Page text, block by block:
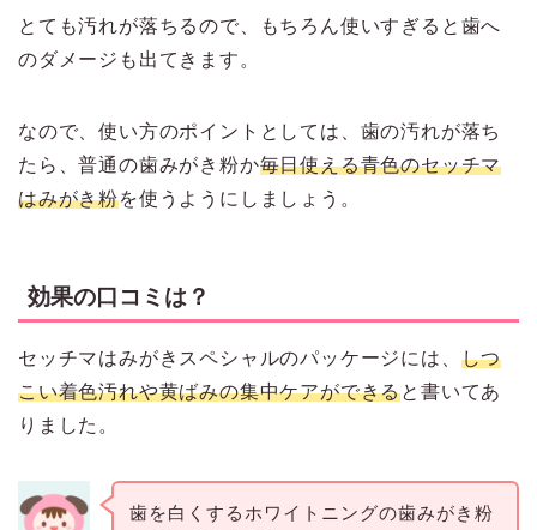
とても汚れが落ちるので、もちろん使いすぎると歯へ
のダメージも出てきます。
なので、使い方のポイントとしては、歯の汚れが落ち
たら、普通の歯みがき粉か毎日使える青色のセッチマ
はみがき粉を使うようにしましょう。
効果の口コミは？
セッチマはみがきスペシャルのパッケージには、 しつ
こい着色汚れや黄ばみの集中ケアができると書いてあ
りました。
歯を白くするホワイトニングの歯みがき粉